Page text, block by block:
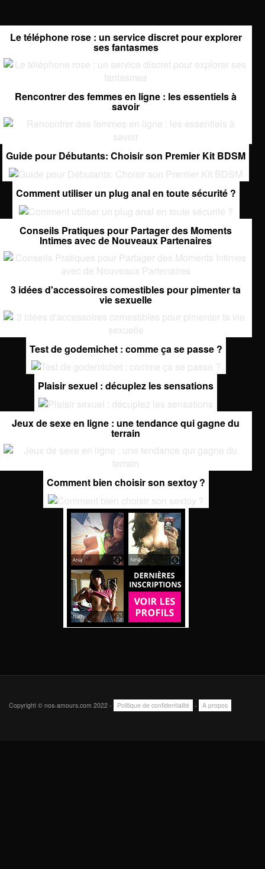
Le téléphone rose : un service discret pour explorer
ses fantasmes
Rencontrer des femmes en ligne : les essentiels à
savoir
Guide pour Débutants: Choisir son Premier Kit BDSM
Comment utiliser un plug anal en toute sécurité ?
Conseils Pratiques pour Partager des Moments
Intimes avec de Nouveaux Partenaires
3 idées d'accessoires comestibles pour pimenter ta
vie sexuelle
Test de godemichet : comme ça se passe ?
Plaisir sexuel : décuplez les sensations
Jeux de sexe en ligne : une tendance qui gagne du
terrain
Comment bien choisir son sextoy ?
Copyright © nos-amours.com 2022 - Politique de confidentialité - A propos